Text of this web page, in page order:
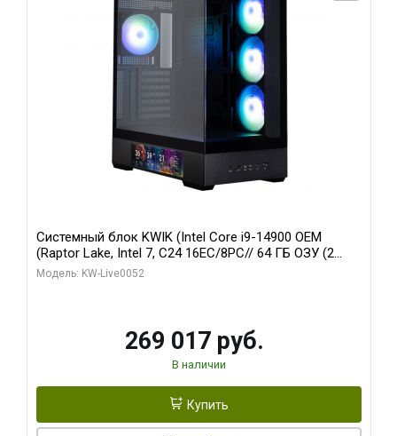
Системный блок KWIK (Intel Core i9-14900 OEM
(Raptor Lake, Intel 7, C24 16EC/8PC// 64 ГБ ОЗУ (2
модуля)/ Palit RTX5080 GAMINGPRO OC 16GB GDDR7
Модель: KW-Live0052
269 017 руб.
В наличии
Купить